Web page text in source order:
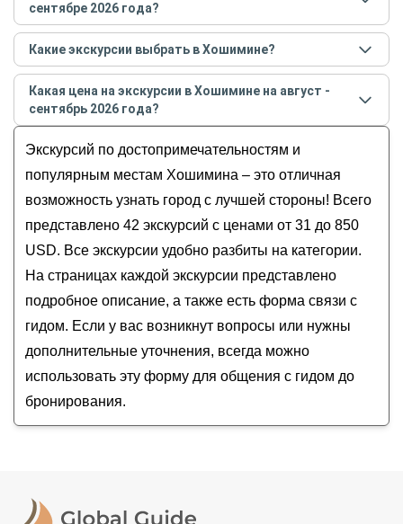
сентябре 2026 года?
Самые популярные местав Хошиминев августе -
сентябре 2026года:
Обзорные
История и архитектура
Музеи и искусство
Гастрономические
Для детей
Какие экскурсии выбрать в Хошимине?
Самые популярные экскурсиив Хошиминев
августе - сентябре 2026года:
4-часовая обзорная экскурсия по Хошимину
Хошимин + дельта Меконга или туннели Кучи на
выбор
Экскурсия по дельте реки Меконг
Из Хошимина к дельте Меконга
Настоящий Вьетнам в дельте реки Меконг
Какая цена на экскурсии в Хошимине на август -
сентябрь 2026 года?
сентябрь 2026года от 31до 850 USD
Экскурсий по достопримечательностям и
популярным местам Хошимина – это отличная
возможность узнать город с лучшей стороны! Всего
представлено 42 экскурсий с ценами от 31 до 850
USD. Все экскурсии удобно разбиты на категории.
На страницах каждой экскурсии представлено
подробное описание, а также есть форма связи с
гидом. Если у вас возникнут вопросы или нужны
дополнительные уточнения, всегда можно
использовать эту форму для общения с гидом до
бронирования.